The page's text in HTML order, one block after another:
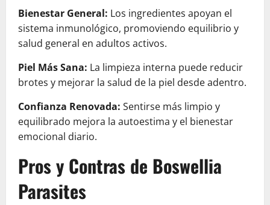
Bienestar General: Los ingredientes apoyan el
sistema inmunológico, promoviendo equilibrio y
salud general en adultos activos.
Piel Más Sana: La limpieza interna puede reducir
brotes y mejorar la salud de la piel desde adentro.
Confianza Renovada: Sentirse más limpio y
equilibrado mejora la autoestima y el bienestar
emocional diario.
Pros y Contras de Boswellia
Parasites